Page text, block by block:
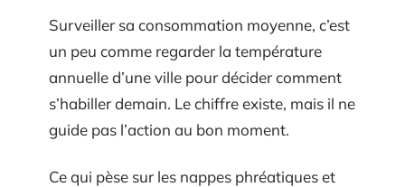
Surveiller sa consommation moyenne, c’est
un peu comme regarder la température
annuelle d’une ville pour décider comment
s’habiller demain. Le chiffre existe, mais il ne
guide pas l’action au bon moment.
Ce qui pèse sur les nappes phréatiques et